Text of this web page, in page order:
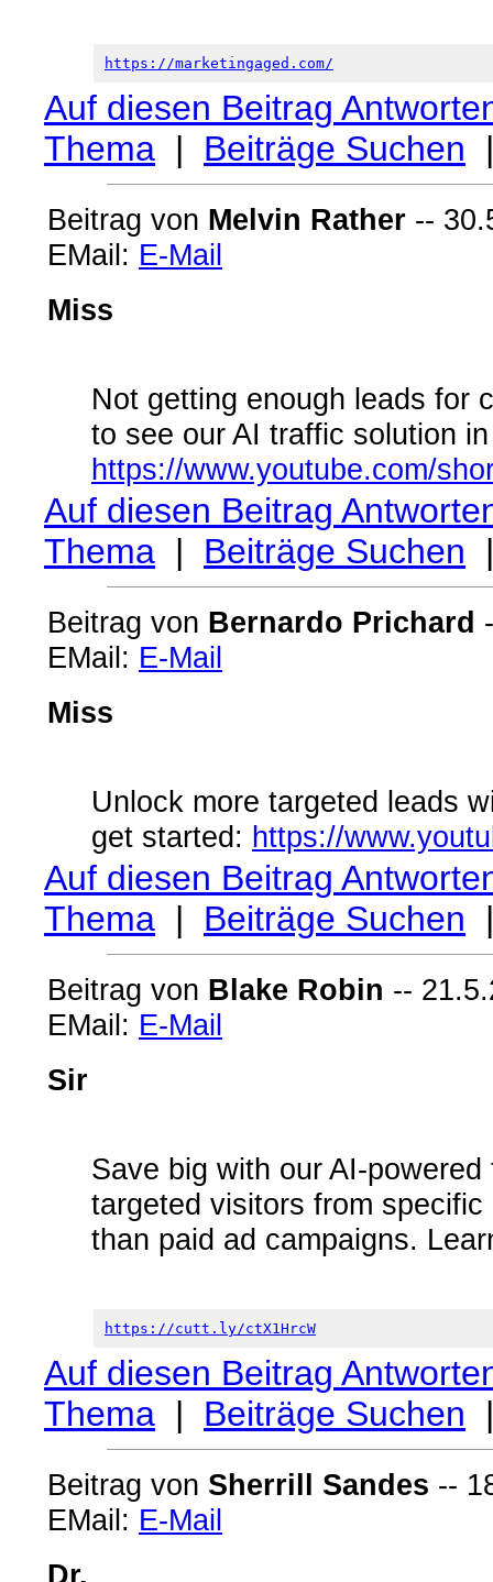
https://marketingaged.com/
Auf diesen Beitrag
Thema | Beiträge Suchen
Beitrag von Melvin Rather --
EMail: E-Mail
Miss
Not getting enough leads for
to see our AI traffic solution
https://www.youtube.com/
Auf diesen Beitrag
Thema | Beiträge Suchen
Beitrag von Bernardo Prichard
EMail: E-Mail
Miss
Unlock more targeted leads
get started: https://
Auf diesen Beitrag
Thema | Beiträge Suchen
Beitrag von Blake Robin --
EMail: E-Mail
Sir
Save big with our AI-
targeted visitors from
than paid ad campaigns.
https://cutt.ly/ctX1HrcW
Auf diesen Beitrag
Thema | Beiträge Suchen
Beitrag von Sherrill Sandes --
EMail: E-Mail
Dr.